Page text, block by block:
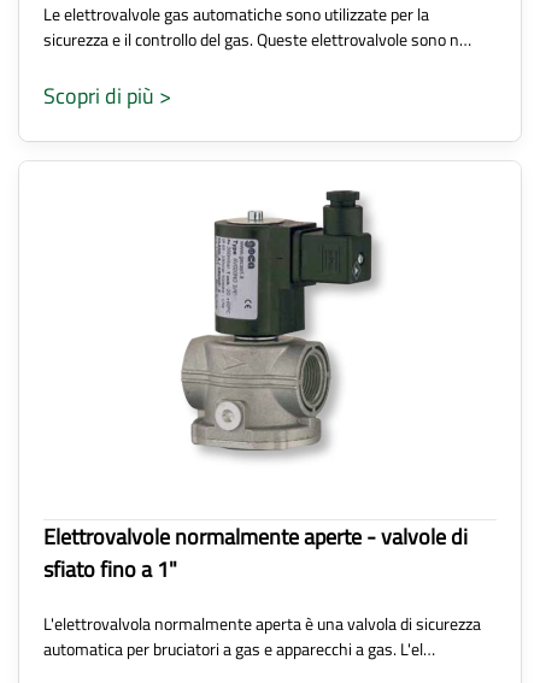
Le elettrovalvole gas automatiche sono utilizzate per la
sicurezza e il controllo del gas. Queste elettrovalvole sono n…
Scopri di più >
Elettrovalvole normalmente aperte - valvole di
sfiato fino a 1"
L'elettrovalvola normalmente aperta è una valvola di sicurezza
automatica per bruciatori a gas e apparecchi a gas. L'el…